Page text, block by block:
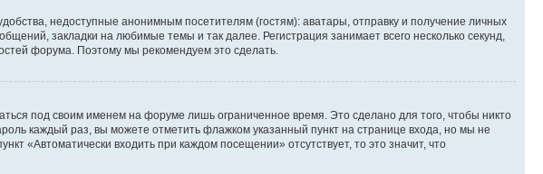
недоступные анонимным посетителям (гостям): аватары, отправку и получение личных
закладки на любимые темы и так далее. Регистрация занимает всего несколько секунд,
форума. Поэтому мы рекомендуем это сделать.
под своим именем на форуме лишь ограниченное время. Это сделано для того, чтобы никто
каждый раз, вы можете отметить флажком указанный пункт на странице входа, но мы не
«Автоматически входить при каждом посещении» отсутствует, то это значит, что